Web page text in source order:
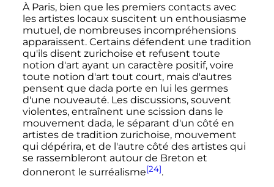
À Paris, bien que les premiers contacts avec
les artistes locaux suscitent un enthousiasme
mutuel, de nombreuses incompréhensions
apparaissent. Certains défendent une tradition
qu'ils disent zurichoise et refusent toute
notion d'art ayant un caractère positif, voire
toute notion d'art tout court, mais d'autres
pensent que dada porte en lui les germes
d'une nouveauté. Les discussions, souvent
violentes, entraînent une scission dans le
mouvement dada, le séparant d'un côté en
artistes de tradition zurichoise, mouvement
qui dépérira, et de l'autre côté des artistes qui
se rassembleront autour de Breton et
donneront le surréalisme[24].